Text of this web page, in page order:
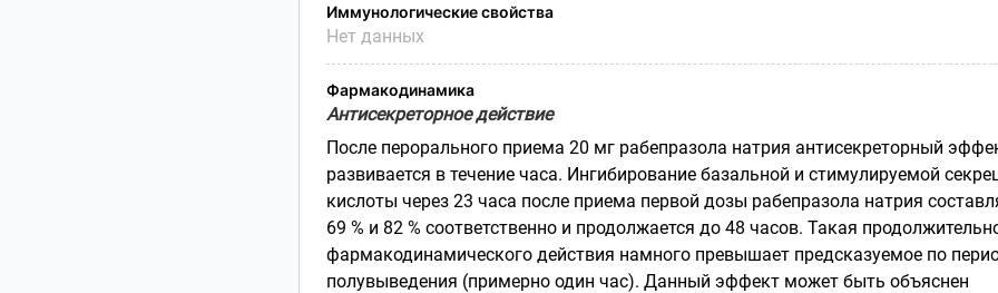
Иммунологические свойства
Нет данных
Фармакодинамика
Антисекреторное действие
После перорального приема 20 мг рабепразола натрия антисекреторный
развивается в течение часа. Ингибирование базальной и стимулируемой
кислоты через 23 часа после приема первой дозы рабепразола натрия
69 % и 82 % соответственно и продолжается до 48 часов. Такая
фармакодинамического действия намного превышает предсказуемое по
полувыведения (примерно один час). Данный эффект может быть объяснен